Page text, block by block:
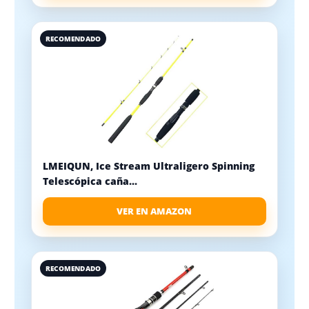
RECOMENDADO
LMEIQUN, Ice Stream Ultraligero Spinning
Telescópica caña...
VER EN AMAZON
RECOMENDADO